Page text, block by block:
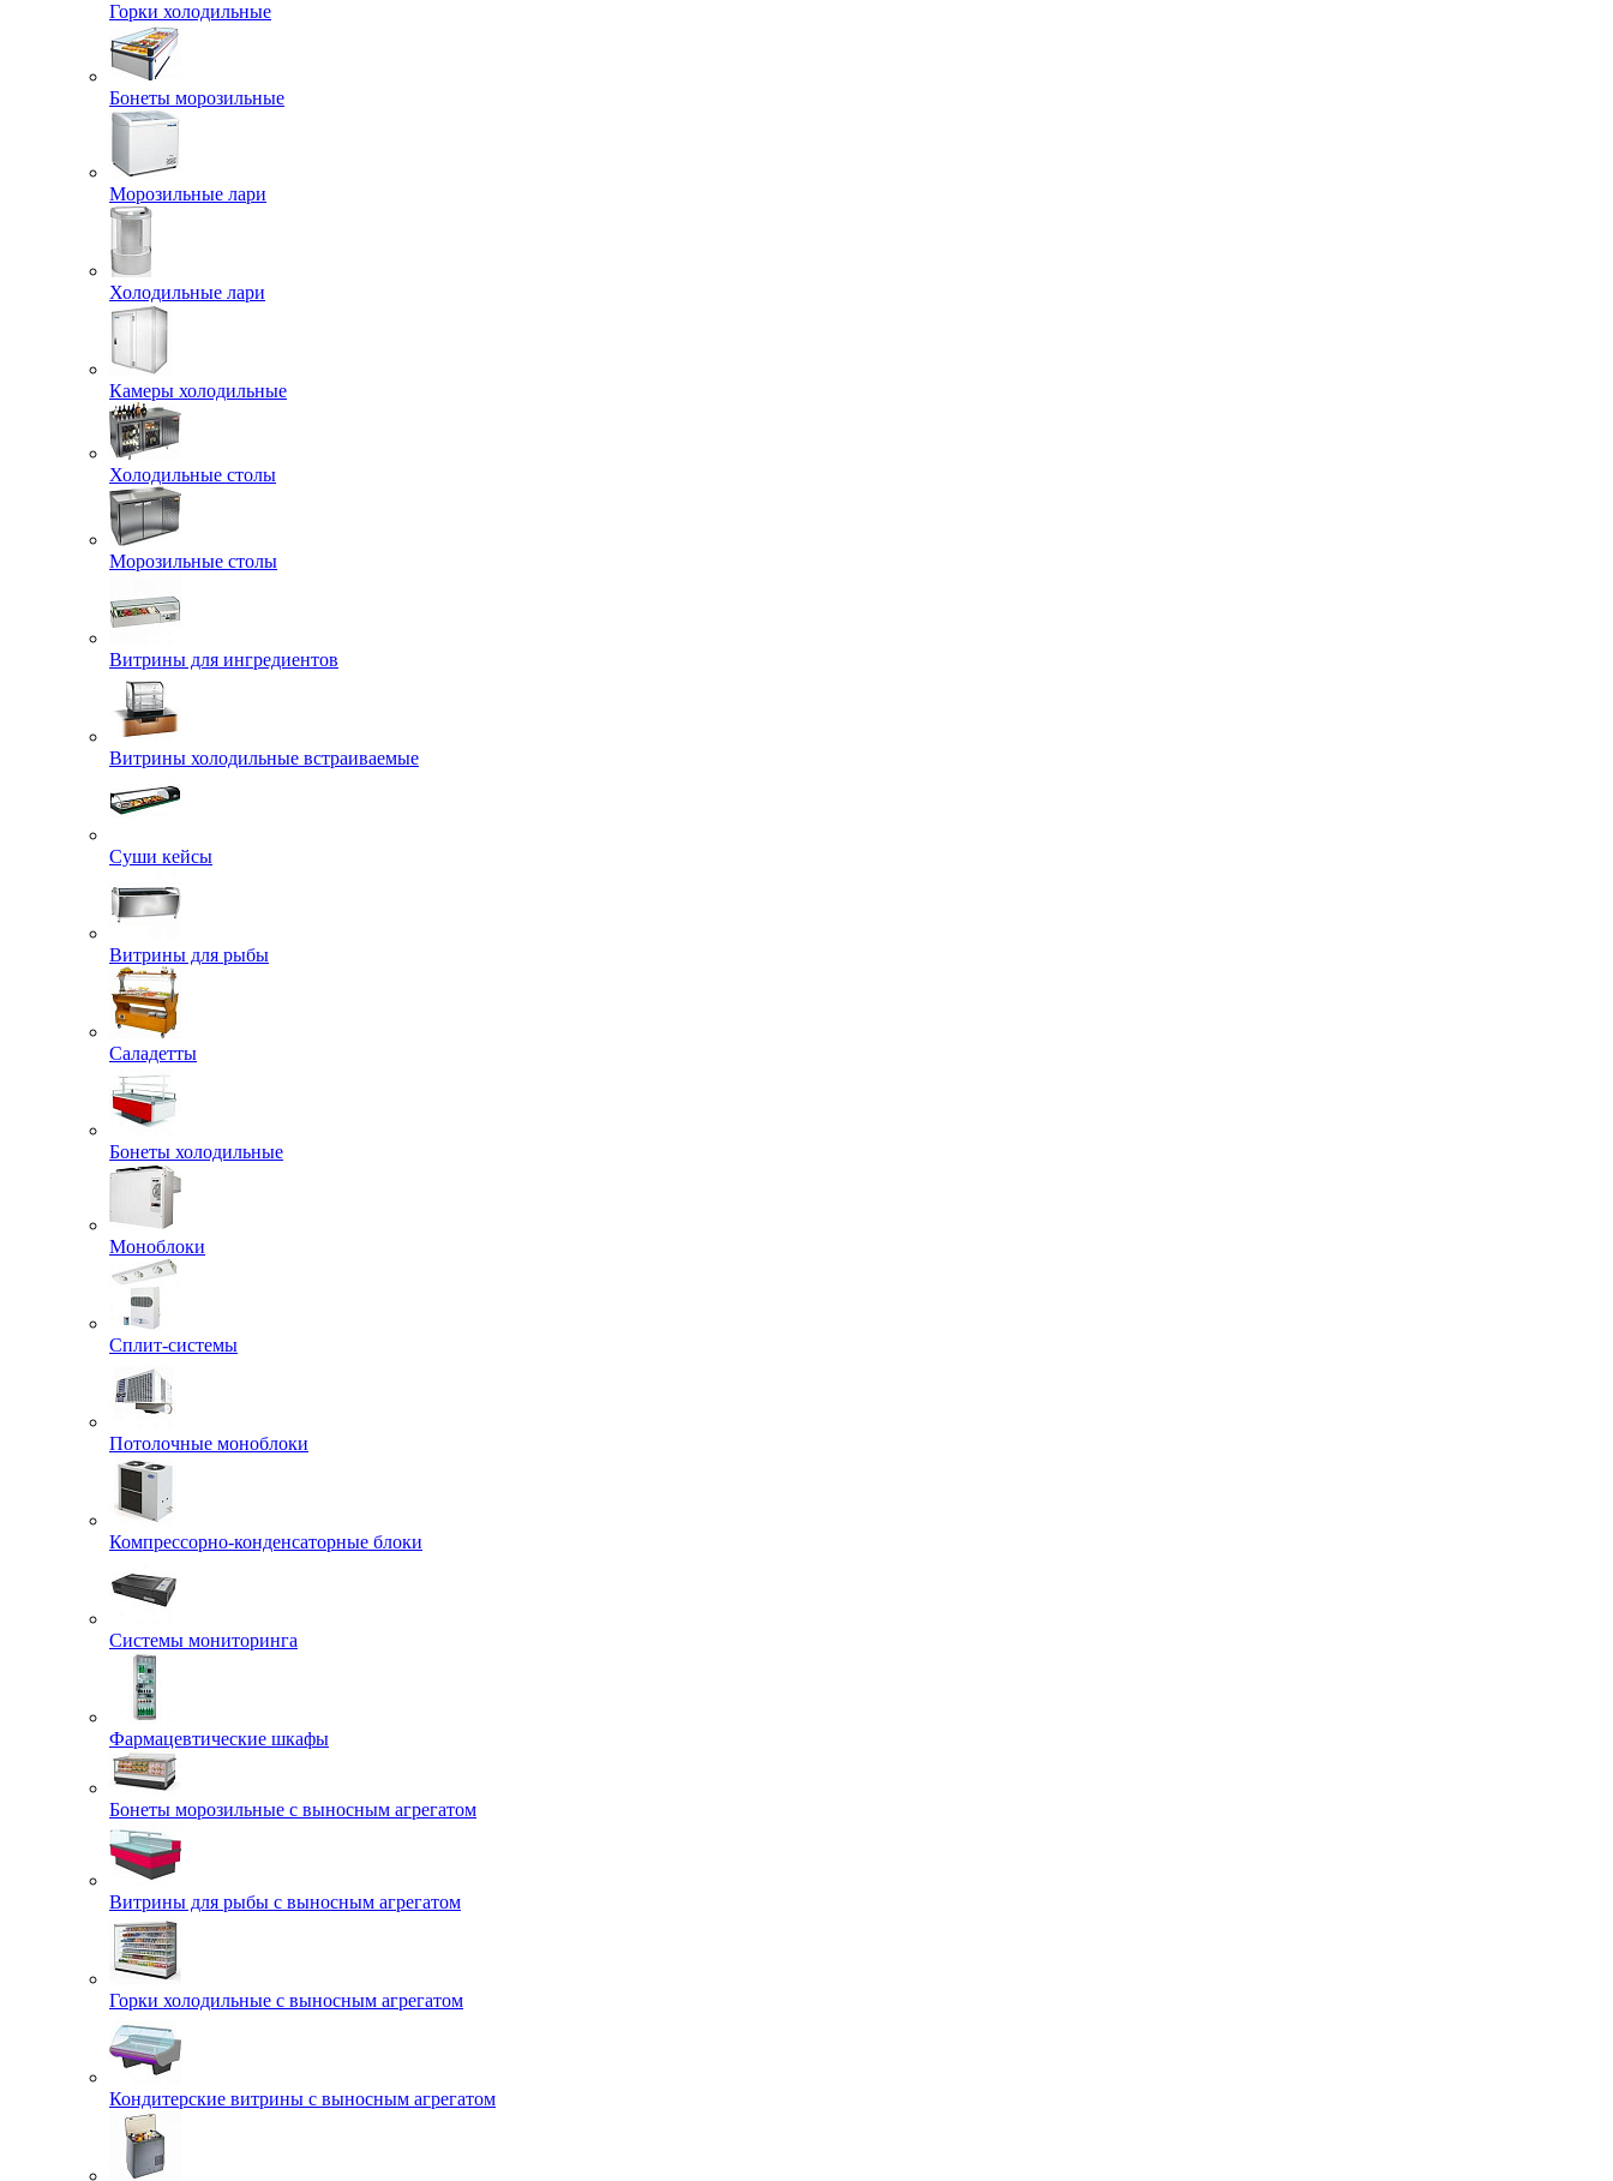
Горки холодильные
Бонеты морозильные
Морозильные лари
Холодильные лари
Камеры холодильные
Холодильные столы
Морозильные столы
Витрины для ингредиентов
Витрины холодильные встраиваемые
Суши кейсы
Витрины для рыбы
Саладетты
Бонеты холодильные
Моноблоки
Сплит-системы
Потолочные моноблоки
Компрессорно-конденсаторные блоки
Системы мониторинга
Фармацевтические шкафы
Бонеты морозильные с выносным агрегатом
Витрины для рыбы с выносным агрегатом
Горки холодильные с выносным агрегатом
Кондитерские витрины с выносным агрегатом